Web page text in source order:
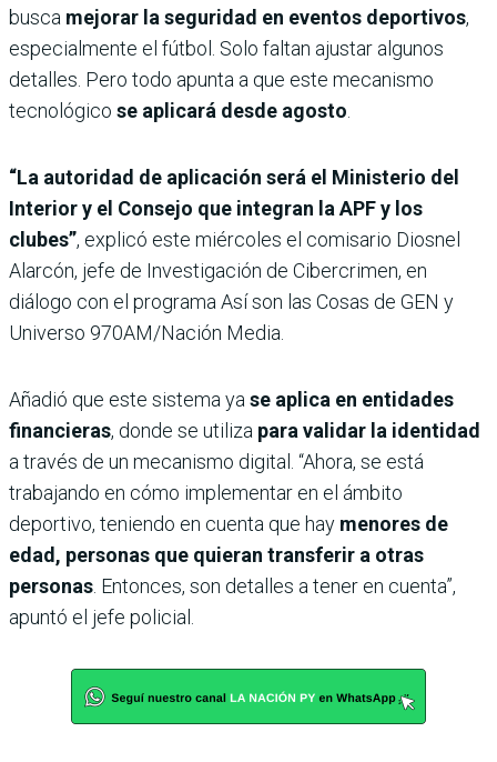
busca mejorar la seguridad en eventos deportivos,
especialmente el fútbol. Solo faltan ajustar algunos
detalles. Pero todo apunta a que este mecanismo
tecnológico se aplicará desde agosto.
“La autoridad de aplicación será el Ministerio del
Interior y el Consejo que integran la APF y los
clubes”, explicó este miércoles el comisario Diosnel
Alarcón, jefe de Investigación de Cibercrimen, en
diálogo con el programa Así son las Cosas de GEN y
Universo 970AM/Nación Media.
Añadió que este sistema yase aplica en entidades
financieras, donde se utiliza para validar la identidad
a través de un mecanismo digital. “Ahora, se está
trabajando en cómo implementar en el ámbito
deportivo, teniendo en cuenta que hay menores de
edad, personas que quieran transferir a otras
personas. Entonces, son detalles a tener en cuenta”,
apuntó el jefe policial.